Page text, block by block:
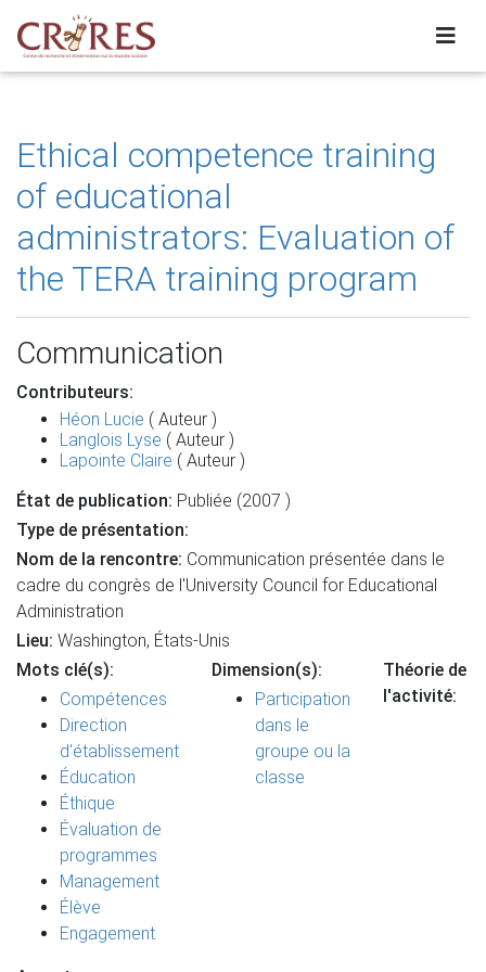
Ethical competence training
of educational
administrators: Evaluation of
the TERA training program
Communication
Contributeurs:
Héon Lucie ( Auteur )
Langlois Lyse ( Auteur )
Lapointe Claire ( Auteur )
État de publication: Publiée (2007 )
Type de présentation:
Nom de la rencontre: Communication présentée dans le
cadre du congrès de l'University Council for Educational
Administration
Lieu: Washington, États-Unis
Mots clé(s):
Compétences
Direction
d'établissement
Éducation
Éthique
Évaluation de
programmes
Management
Élève
Engagement
Dimension(s):
Participation
dans le
groupe ou la
classe
Théorie de
l'activité: